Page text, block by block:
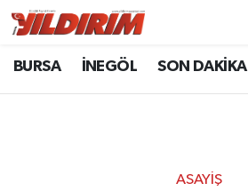
BURSA İNEGÖL SON DAKİKA
ASAYİŞ
BURSA
Bursa Nöbetçi Eczaneler